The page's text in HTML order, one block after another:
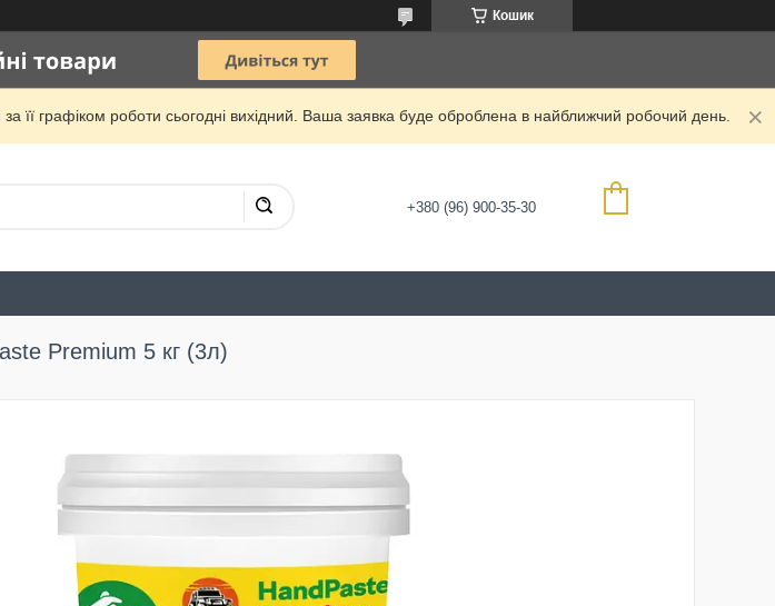
Кошик
її графіком роботи сьогодні вихідний. Ваша заявка буде оброблена в найближчий робочий день.
+380 (96) 900-35-30
Premium 5 кг (3л)